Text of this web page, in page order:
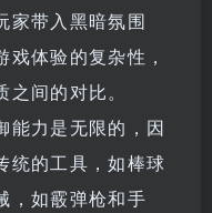
家带入黑暗氛围
体验的复杂性，
间的对比。
能力是无限的，因
统的工具，如棒球
，如霰弹枪和手